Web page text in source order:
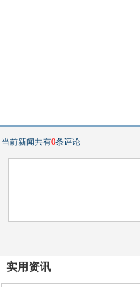
当前新闻共有0条评论
实用资讯